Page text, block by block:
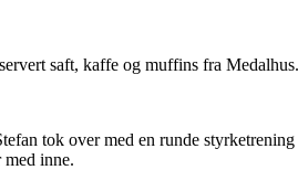
saft, kaffe og muffins fra
tok over med en runde
inne.